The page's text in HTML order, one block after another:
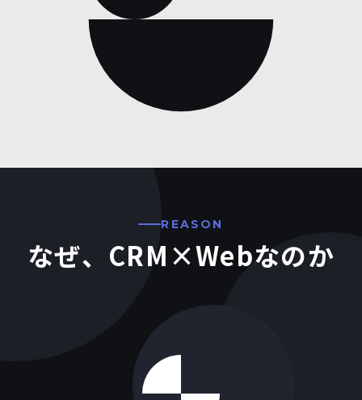
REASON
なぜ、CRM×Webなのか